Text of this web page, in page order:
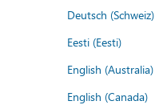
Deutsch (Schweiz)
Eesti (Eesti)
English (Australia)
English (Canada)